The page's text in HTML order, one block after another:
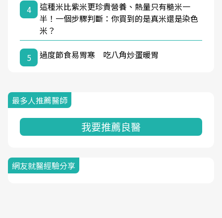
4
這種米比紫米更珍貴營養、熱量只有糙米一
半！一個步驟判斷：你買到的是真米還是染色
米？
5 過度節食易胃寒 吃八角炒蛋暖胃
最多人推薦醫師
我要推薦良醫
網友就醫經驗分享